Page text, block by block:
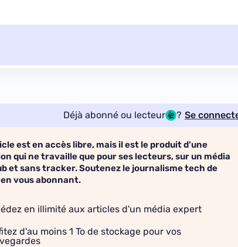
Déjà abonné ou lecteur ? Se
est en accès libre, mais il est le produit d'une
qui ne travaille que pour ses lecteurs, sur un média
et sans tracker. Soutenez le journalisme tech de
vous abonnant.
en illimité aux articles d'un média expert
d'au moins 1 To de stockage pour vos